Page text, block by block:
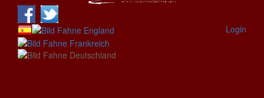
Login